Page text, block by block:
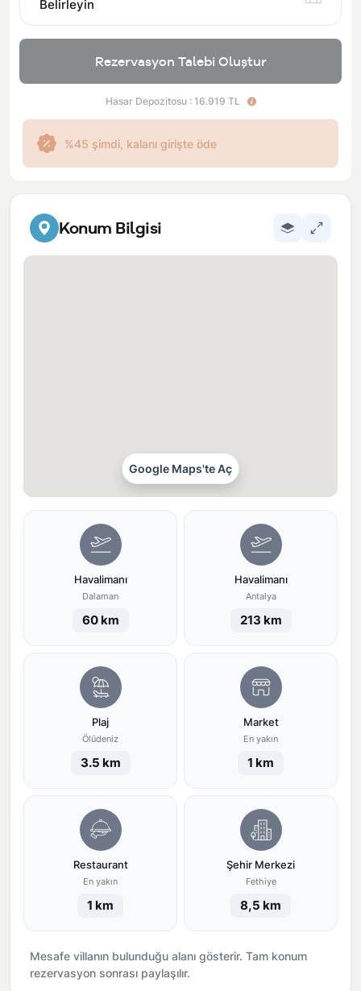
Konum Bilgisi
Google Maps'te Aç
Havalimanı
Dalaman
60 km
Havalimanı
Antalya
213 km
Plaj
Ölüdeniz
3.5 km
Market
En yakın
1 km
Restaurant
En yakın
1 km
Şehir Merkezi
Fethiye
8,5 km
Mesafe villanın bulunduğu alanı gösterir. Tam konum
rezervasyon sonrası paylaşılır.
Belirleyin
Rezervasyon Talebi Oluştur
Hasar Depozitosu : 16.919 TL
%45 şimdi, kalanı girişte öde